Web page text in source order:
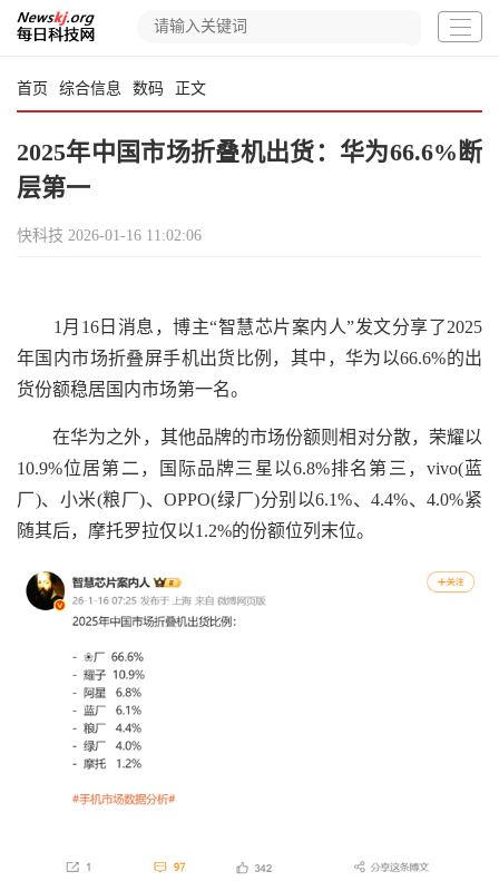
首页 综合信息 数码 正文
2025年中国市场折叠机出货：华为66.6%断
层第一
快科技 2026-01-16 11:02:06
1月16日消息，博主“智慧芯片案内人”发文分享了2025
年国内市场折叠屏手机出货比例，其中，华为以66.6%的出
货份额稳居国内市场第一名。
在华为之外，其他品牌的市场份额则相对分散，荣耀以
10.9%位居第二，国际品牌三星以6.8%排名第三，vivo(蓝
厂)、小米(粮厂)、OPPO(绿厂)分别以6.1%、4.4%、4.0%紧
随其后，摩托罗拉仅以1.2%的份额位列末位。